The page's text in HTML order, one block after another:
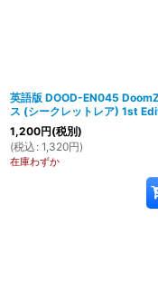
英語版 DOOD-EN045
ス (シークレットレア) 1st
1,200円(税別)
(税込 : 1,320円)
在庫わずか